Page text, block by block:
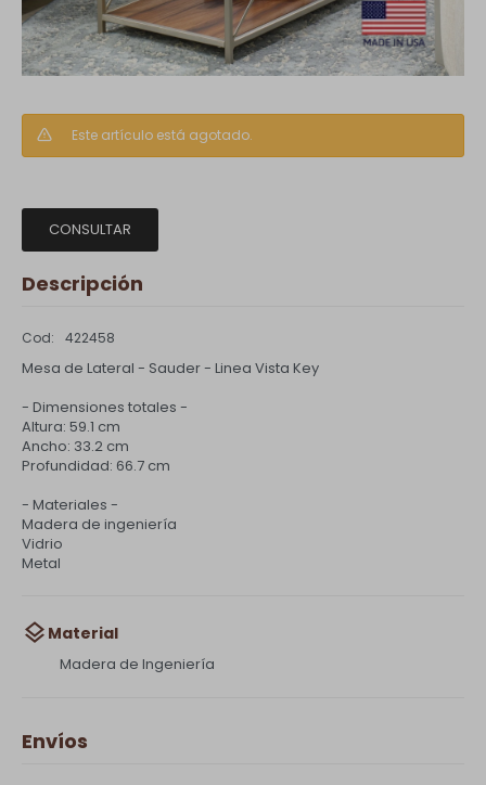
Este artículo está agotado.
CONSULTAR
Descripción
422458
Mesa de Lateral - Sauder - Linea Vista Key
- Dimensiones totales -
Altura: 59.1 cm
Ancho: 33.2 cm
Profundidad: 66.7 cm
- Materiales -
Madera de ingeniería
Vidrio
Metal
Material
Madera de Ingeniería
Envíos